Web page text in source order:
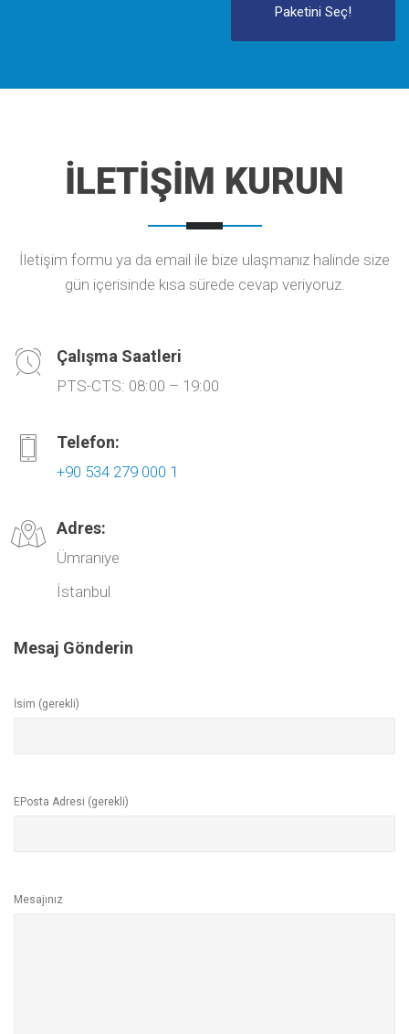
Paketini Seç!
İLETİŞİM KURUN
İletişim formu ya da email ile bize ulaşmanız halinde size
gün içerisinde kısa sürede cevap veriyoruz.
Çalışma Saatleri
PTS-CTS: 08:00 – 19:00
Telefon:
+90 534 279 000 1
Adres:
Ümraniye
İstanbul
Mesaj Gönderin
İsim (gerekli)
EPosta Adresi (gerekli)
Mesajınız